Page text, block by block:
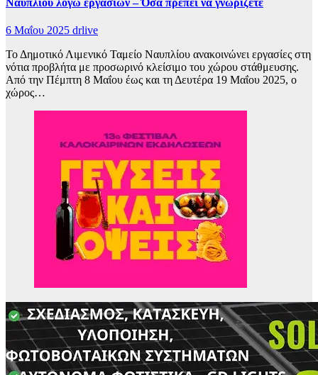
Ναυπλίου λόγω εργασιών – Όσα πρέπει να γνωρίζετε
6 Μαΐου 2025 drlive
Το Δημοτικό Λιμενικό Ταμείο Ναυπλίου ανακοινώνει εργασίες στη
νότια προβλήτα με προσωρινό κλείσιμο του χώρου στάθμευσης.
Από την Πέμπτη 8 Μαΐου έως και τη Δευτέρα 19 Μαΐου 2025, ο
χώρος…